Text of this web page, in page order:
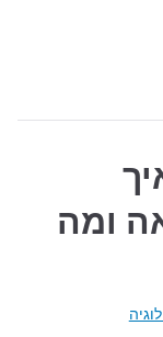
ומה